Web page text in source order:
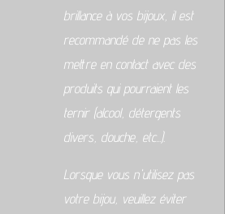
brillance à vos bijoux, il est
recommandé de ne pas les
mettre en contact avec des
produits qui pourraient les
ternir (alcool, détergents
divers, douche, etc...).
Lorsque vous n'utilisez pas
votre bijou, veuillez éviter